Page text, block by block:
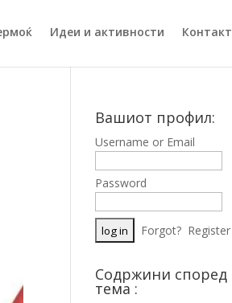
Идеи и активности Контакт
Вашиот профил:
Username or Email
Password
Forgot? Register
Содржини според
тема :